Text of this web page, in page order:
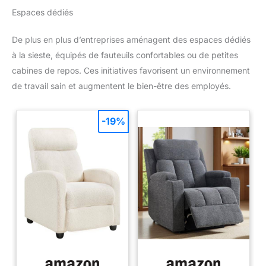
Espaces dédiés
De plus en plus d’entreprises aménagent des espaces dédiés
à la sieste, équipés de fauteuils confortables ou de petites
cabines de repos. Ces initiatives favorisent un environnement
de travail sain et augmentent le bien-être des employés.
-19%